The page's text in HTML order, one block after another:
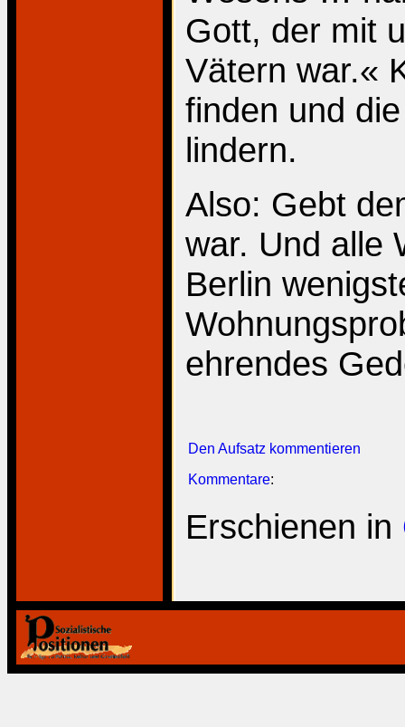
Gott, der mit
Vätern war.«
finden und
lindern.
Also: Gebt
war. Und alle
Berlin
ehrendes
Den Aufsatz kommentieren
Kommentare:
Erschienen in